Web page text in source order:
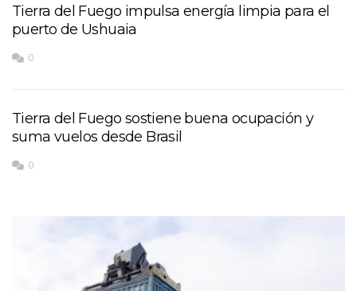
Tierra del Fuego impulsa energía limpia para el
puerto de Ushuaia
0
Tierra del Fuego sostiene buena ocupación y
suma vuelos desde Brasil
0